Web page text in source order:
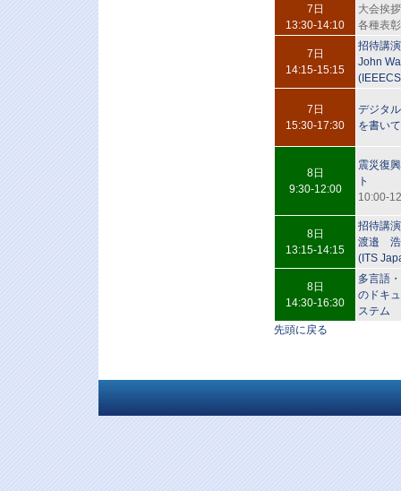
7日
13:30-14:10
大会挨拶
各種表
7日
14:15-15:15
招待講
John
7日
15:30-17:30
デジタ
を書い
8日
9:30-12:00
震災復
ト
10:00-
8日
13:15-14:15
招待講
渡邉
(ITS
8日
14:30-16:30
多言語
のドキ
ステム
先頭に戻る